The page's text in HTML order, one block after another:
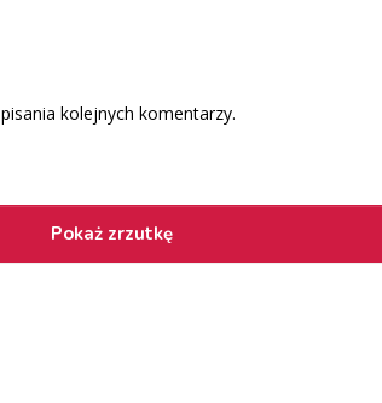
kolejnych komentarzy.